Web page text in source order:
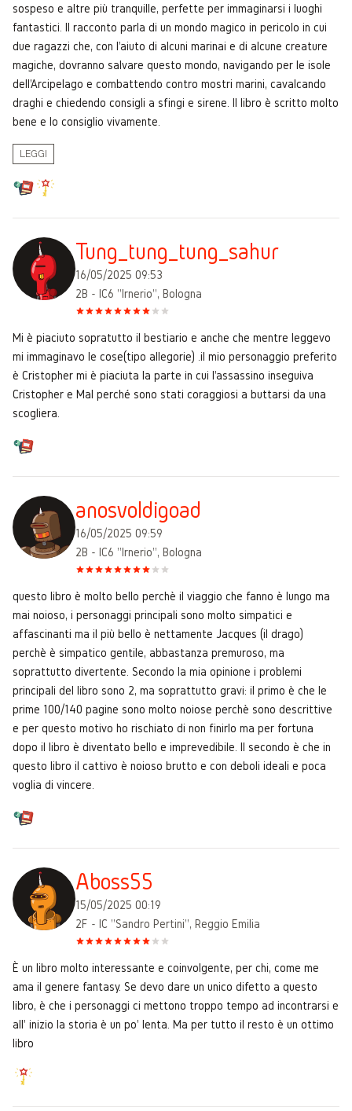
sospeso e altre più tranquille, perfette per immaginarsi i luoghi
fantastici. Il racconto parla di un mondo magico in pericolo in cui
due ragazzi che, con l'aiuto di alcuni marinai e di alcune creature
magiche, dovranno salvare questo mondo, navigando per le isole
dell'Arcipelago e combattendo contro mostri marini, cavalcando
draghi e chiedendo consigli a sfingi e sirene. Il libro è scritto molto
bene e lo consiglio vivamente.
LEGGI
Tung_tung_tung_sahur
16/05/2025 09:53
2B - IC6 "Irnerio", Bologna
Mi è piaciuto sopratutto il bestiario e anche che mentre leggevo
mi immaginavo le cose(tipo allegorie) .il mio personaggio preferito
è Cristopher mi è piaciuta la parte in cui l'assassino inseguiva
Cristopher e Mal perché sono stati coraggiosi a buttarsi da una
scogliera.
anosvoldigoad
16/05/2025 09:59
2B - IC6 "Irnerio", Bologna
questo libro è molto bello perchè il viaggio che fanno è lungo ma
mai noioso, i personaggi principali sono molto simpatici e
affascinanti ma il più bello è nettamente Jacques (il drago)
perchè è simpatico gentile, abbastanza premuroso, ma
soprattutto divertente. Secondo la mia opinione i problemi
principali del libro sono 2, ma soprattutto gravi: il primo è che le
prime 100/140 pagine sono molto noiose perchè sono descrittive
e per questo motivo ho rischiato di non finirlo ma per fortuna
dopo il libro è diventato bello e imprevedibile. Il secondo è che in
questo libro il cattivo è noioso brutto e con deboli ideali e poca
voglia di vincere.
Aboss55
15/05/2025 00:19
2F - IC "Sandro Pertini", Reggio Emilia
È un libro molto interessante e coinvolgente, per chi, come me
ama il genere fantasy. Se devo dare un unico difetto a questo
libro, è che i personaggi ci mettono troppo tempo ad incontrarsi e
all' inizio la storia è un po' lenta. Ma per tutto il resto è un ottimo
libro